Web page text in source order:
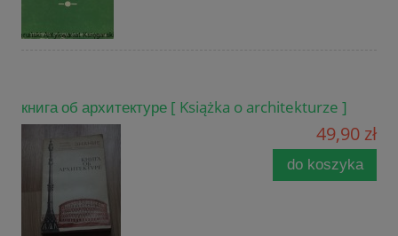
книга об архитектуре [ Książka o architekturze ]
49,90 zł
do koszyka